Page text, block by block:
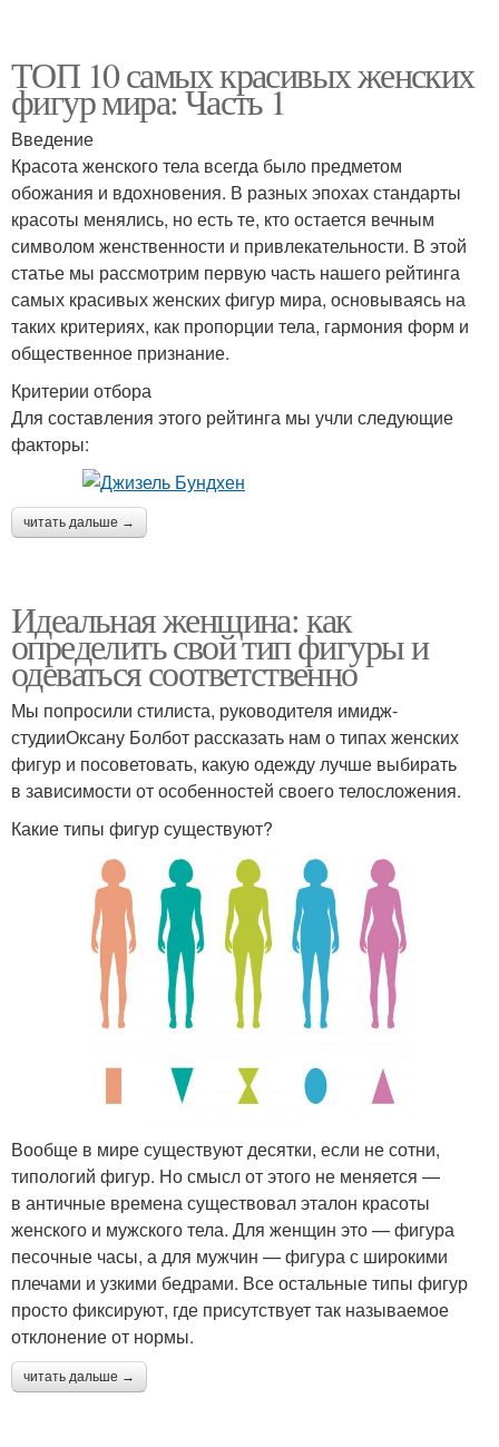
ТОП 10 самых красивых женских
фигур мира: Часть 1
Введение
Красота женского тела всегда было предметом
обожания и вдохновения. В разных эпохах стандарты
красоты менялись, но есть те, кто остается вечным
символом женственности и привлекательности. В этой
статье мы рассмотрим первую часть нашего рейтинга
самых красивых женских фигур мира, основываясь на
таких критериях, как пропорции тела, гармония форм и
общественное признание.
Критерии отбора
Для составления этого рейтинга мы учли следующие
факторы:
читать дальше →
Идеальная женщина: как
определить свой тип фигуры и
одеваться соответственно
Мы попросили стилиста, руководителя имидж-
студииОксану Болбот рассказать нам о типах женских
фигур и посоветовать, какую одежду лучше выбирать
в зависимости от особенностей своего телосложения.
Какие типы фигур существуют?
Вообще в мире существуют десятки, если не сотни,
типологий фигур. Но смысл от этого не меняется —
в античные времена существовал эталон красоты
женского и мужского тела. Для женщин это — фигура
песочные часы, а для мужчин — фигура с широкими
плечами и узкими бедрами. Все остальные типы фигур
просто фиксируют, где присутствует так называемое
отклонение от нормы.
читать дальше →